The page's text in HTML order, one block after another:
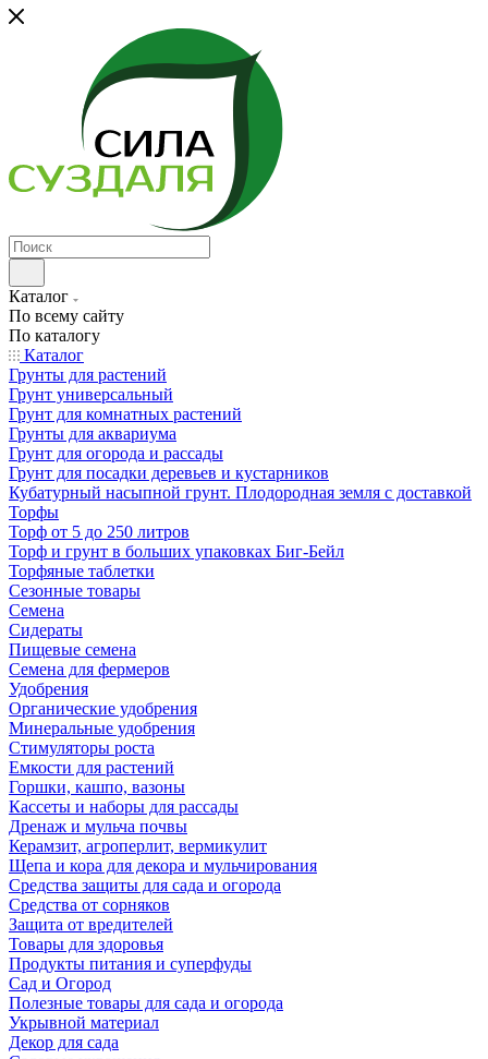
Каталог
По всему сайту
По каталогу
Каталог
Грунты для растений
Грунт универсальный
Грунт для комнатных растений
Грунты для аквариума
Грунт для огорода и рассады
Грунт для посадки деревьев и кустарников
Кубатурный насыпной грунт. Плодородная земля с доставкой
Торфы
Торф от 5 до 250 литров
Торф и грунт в больших упаковках Биг-Бейл
Торфяные таблетки
Сезонные товары
Семена
Сидераты
Пищевые семена
Семена для фермеров
Удобрения
Органические удобрения
Минеральные удобрения
Стимуляторы роста
Емкости для растений
Горшки, кашпо, вазоны
Кассеты и наборы для рассады
Дренаж и мульча почвы
Керамзит, агроперлит, вермикулит
Щепа и кора для декора и мульчирования
Средства защиты для сада и огорода
Средства от сорняков
Защита от вредителей
Товары для здоровья
Продукты питания и суперфуды
Сад и Огород
Полезные товары для сада и огорода
Укрывной материал
Декор для сада